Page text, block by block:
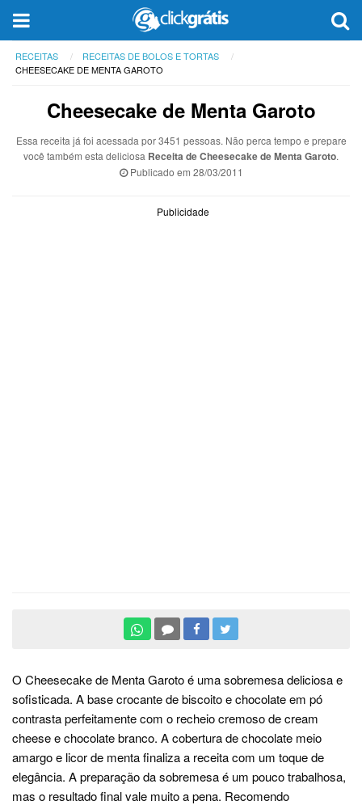
RECEITAS
RECEITAS DE BOLOS E TORTAS
CHEESECAKE DE MENTA GAROTO
Cheesecake de Menta Garoto
Essa receita já foi acessada por 3451 pessoas. Não perca tempo e prepare
você também esta deliciosa Receita de Cheesecake de Menta Garoto.
Publicado em 28/03/2011
Publicidade
O Cheesecake de Menta Garoto é uma sobremesa deliciosa e
sofisticada. A base crocante de biscoito e chocolate em pó
contrasta perfeitamente com o recheio cremoso de cream
cheese e chocolate branco. A cobertura de chocolate meio
amargo e licor de menta finaliza a receita com um toque de
elegância. A preparação da sobremesa é um pouco trabalhosa,
mas o resultado final vale muito a pena. Recomendo